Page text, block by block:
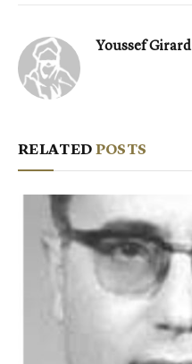
Youssef Girard
RELATEDPOSTS